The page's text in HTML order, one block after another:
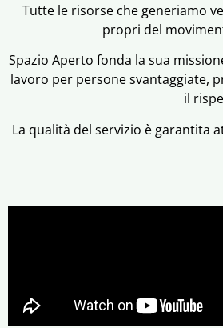
Tutte le risorse che generiamo
propri del
Spazio Aperto fonda la sua
lavoro per persone svantaggiate,
il
La qualità del servizio è garantita